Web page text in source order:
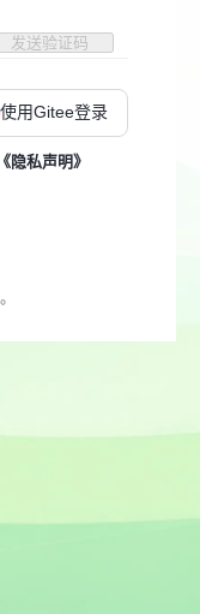
发送验证码
使用Gitee登录
《隐私声明》